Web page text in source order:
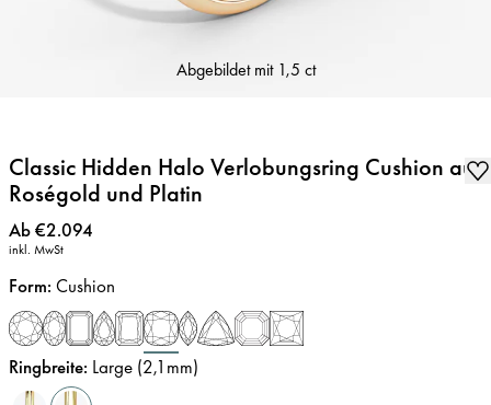
Abgebildet mit 1,5 ct
Classic Hidden Halo Verlobungsring Cushion aus
Roségold und Platin
Preis:
Ab €2.094
inkl. MwSt
Form: Cushion
Ringbreite: Large (2,1mm)